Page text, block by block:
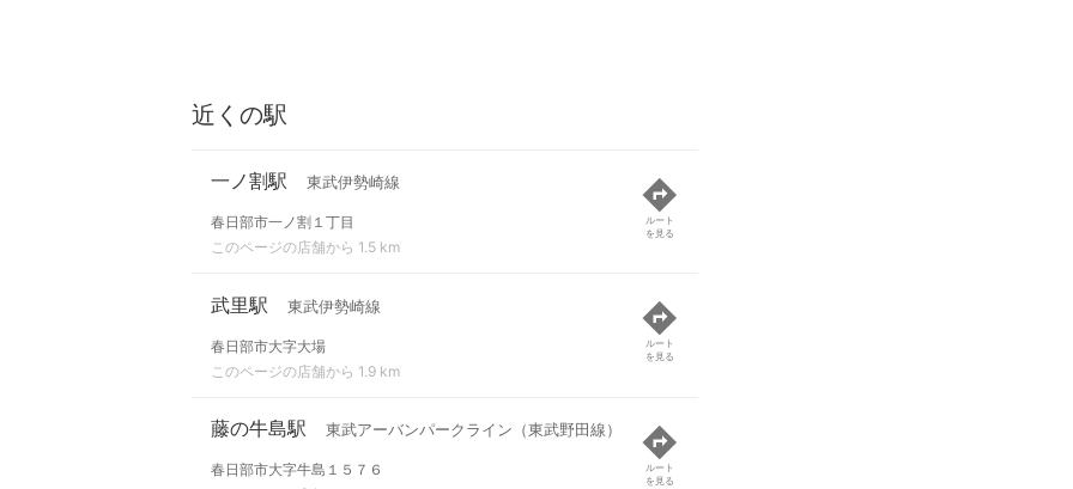
近くの駅
一ノ割駅 東武伊勢崎線
春日部市一ノ割１丁目
このページの店舗から 1.5 km
ルート
を見る
武里駅 東武伊勢崎線
春日部市大字大場
このページの店舗から 1.9 km
ルート
を見る
藤の牛島駅 東武アーバンパークライン（東武野田線）
春日部市大字牛島１５７６
ルート
を見る